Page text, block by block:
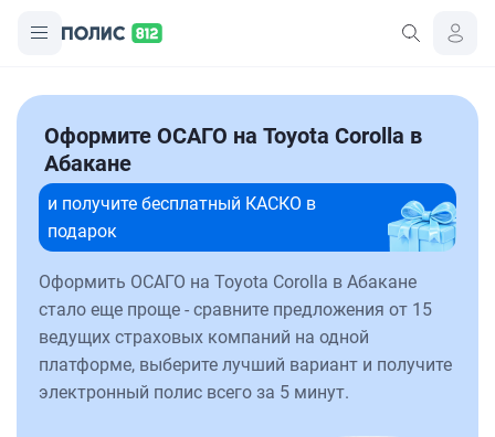
Оформите ОСАГО на Toyota Corolla в
Абакане
и получите бесплатный КАСКО в
подарок
Оформить ОСАГО на Toyota Corolla в Абакане
стало еще проще - сравните предложения от 15
ведущих страховых компаний на одной
платформе, выберите лучший вариант и получите
электронный полис всего за 5 минут.